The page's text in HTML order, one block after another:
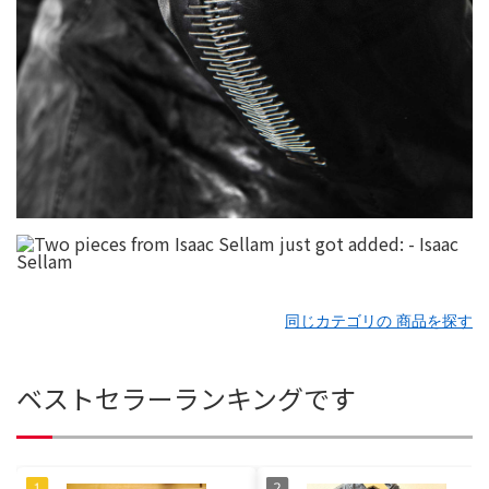
同じカテゴリの 商品を探す
ベストセラーランキングです